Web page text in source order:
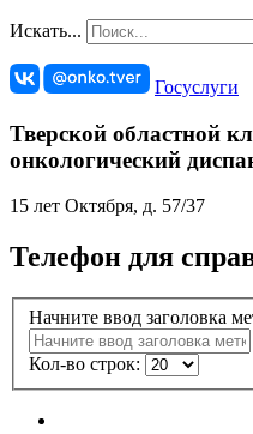
Искать...
Госуслуги
Тверской областной
онкологический
15 лет Октября, д. 57/37
Телефон для
Начните ввод заголовка
Кол-во строк: